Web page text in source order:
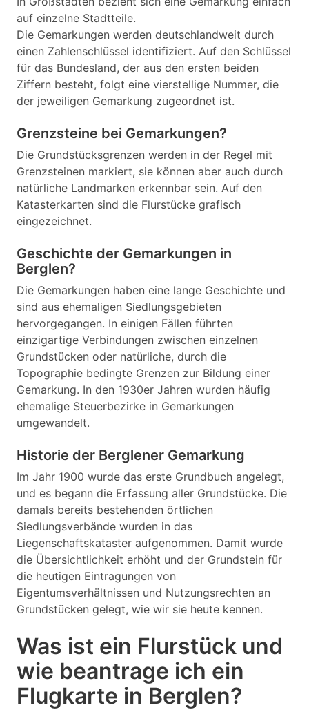
auf einzelne Stadtteile.
Die Gemarkungen werden deutschlandweit durch
einen Zahlenschlüssel identifiziert. Auf den Schlüssel
für das Bundesland, der aus den ersten beiden
Ziffern besteht, folgt eine vierstellige Nummer, die
der jeweiligen Gemarkung zugeordnet ist.
Grenzsteine bei Gemarkungen?
Die Grundstücksgrenzen werden in der Regel mit
Grenzsteinen markiert, sie können aber auch durch
natürliche Landmarken erkennbar sein. Auf den
Katasterkarten sind die Flurstücke grafisch
eingezeichnet.
Geschichte der Gemarkungen in
Berglen?
Die Gemarkungen haben eine lange Geschichte und
sind aus ehemaligen Siedlungsgebieten
hervorgegangen. In einigen Fällen führten
einzigartige Verbindungen zwischen einzelnen
Grundstücken oder natürliche, durch die
Topographie bedingte Grenzen zur Bildung einer
Gemarkung. In den 1930er Jahren wurden häufig
ehemalige Steuerbezirke in Gemarkungen
umgewandelt.
Historie der Berglener Gemarkung
Im Jahr 1900 wurde das erste Grundbuch angelegt,
und es begann die Erfassung aller Grundstücke. Die
damals bereits bestehenden örtlichen
Siedlungsverbände wurden in das
Liegenschaftskataster aufgenommen. Damit wurde
die Übersichtlichkeit erhöht und der Grundstein für
die heutigen Eintragungen von
Eigentumsverhältnissen und Nutzungsrechten an
Grundstücken gelegt, wie wir sie heute kennen.
Was ist ein Flurstück und
wie beantrage ich ein
Flugkarte in Berglen?